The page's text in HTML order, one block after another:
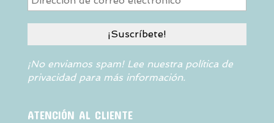
¡No enviamos spam! Lee nuestra política de
privacidadpara más información.
ATENCIÓN AL CLIENTE